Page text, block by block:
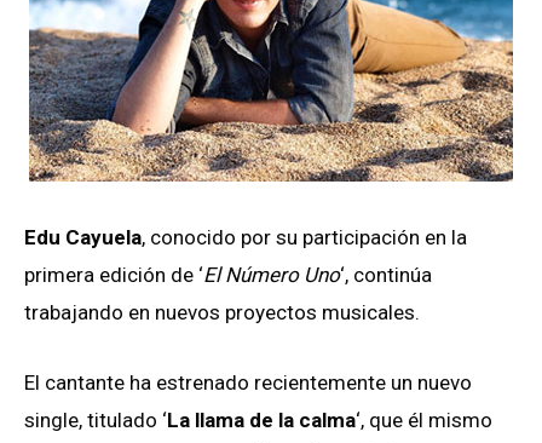
Edu Cayuela, conocido por su participación en la
primera edición de ‘El Número Uno‘, continúa
trabajando en nuevos proyectos musicales.
El cantante ha estrenado recientemente un nuevo
single, titulado ‘La llama de la calma‘, que él mismo